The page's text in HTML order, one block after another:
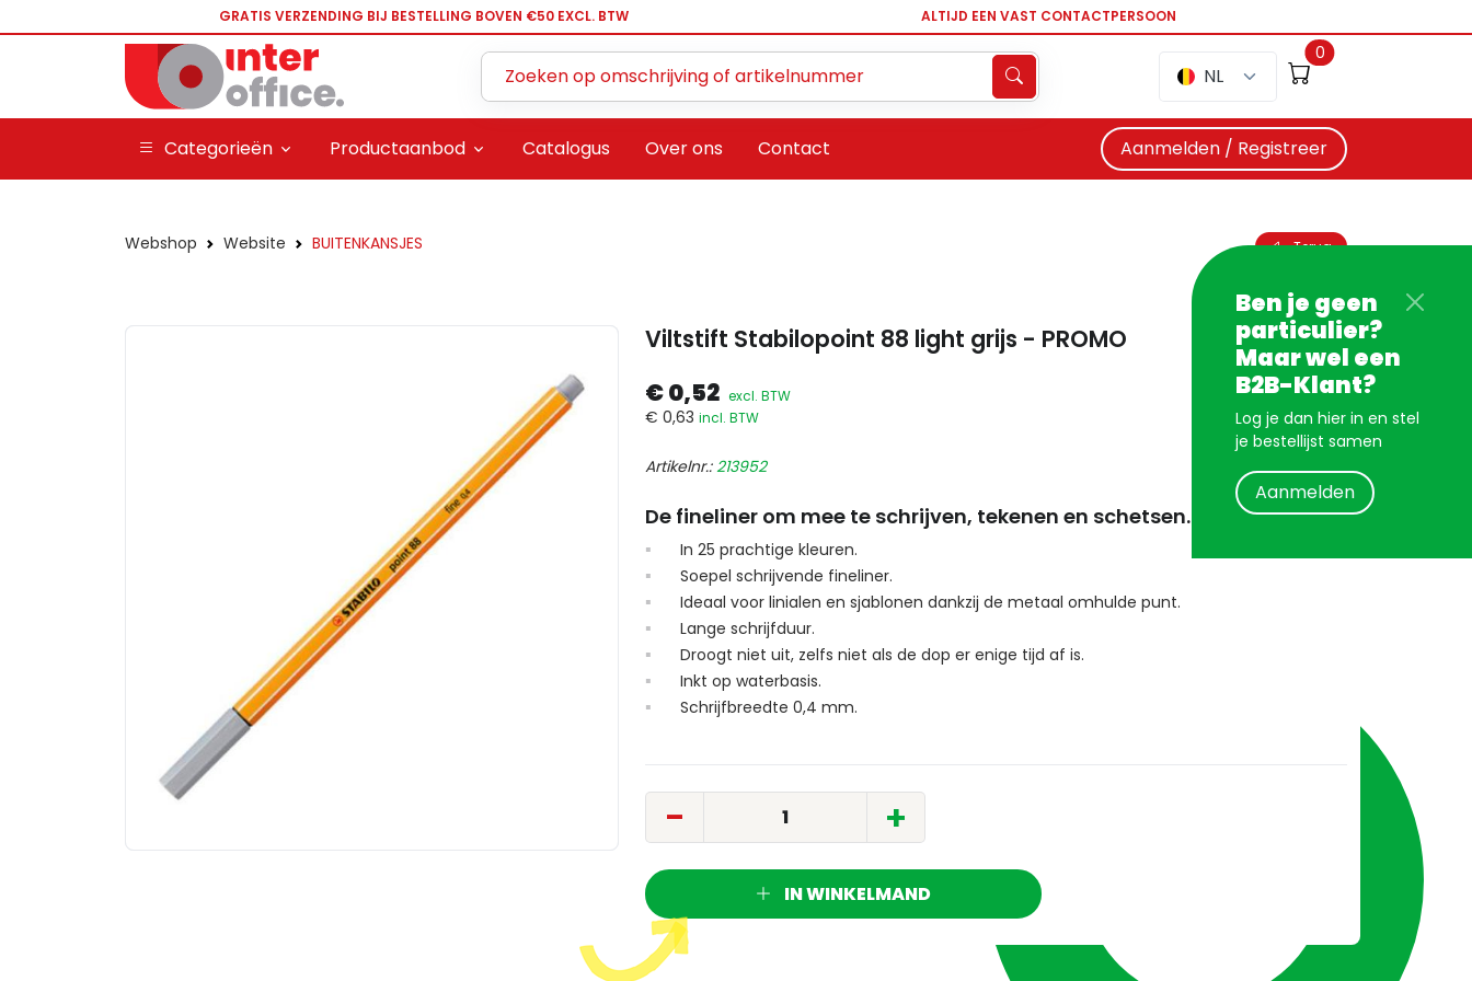
GRATIS VERZENDING BIJ BESTELLING BOVEN €50 EXCL. BTW ALTIJD EEN VAST CONTACTPERSOON
NL
0
Categorieën Productaanbod Catalogus Over ons Contact Aanmelden / Registreer
Ben je geen
particulier?
Maar wel een
B2B-Klant?
Log je dan hier in en stel
je bestellijst samen
Aanmelden
Webshop Website BUITENKANSJES Terug
Viltstift Stabilopoint 88 light grijs - PROMO
€ 0,52 excl. BTW
€ 0,63 incl. BTW
Artikelnr.:213952
De fineliner om mee te schrijven, tekenen en schetsen.
In 25 prachtige kleuren.
Soepel schrijvende fineliner.
Ideaal voor linialen en sjablonen dankzij de metaal omhulde punt.
Lange schrijfduur.
Droogt niet uit, zelfs niet als de dop er enige tijd af is.
Inkt op waterbasis.
Schrijfbreedte 0,4 mm.
- +
IN WINKELMAND